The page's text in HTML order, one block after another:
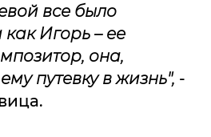
все было
как Игорь – ее
она,
путевку в жизнь", -